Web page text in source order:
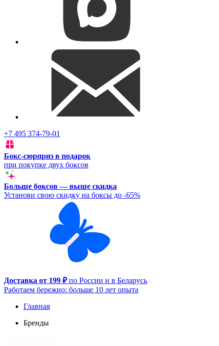
+7 495 374-79-01
Бокс-сюрприз в подарок
при покупке двух боксов
Больше боксов — выше скидка
Установи свою скидку на боксы до -65%
Доставка от 199 ₽по России и в Беларусь
Работаем бережно: больше 10 лет опыта
Главная
Бренды